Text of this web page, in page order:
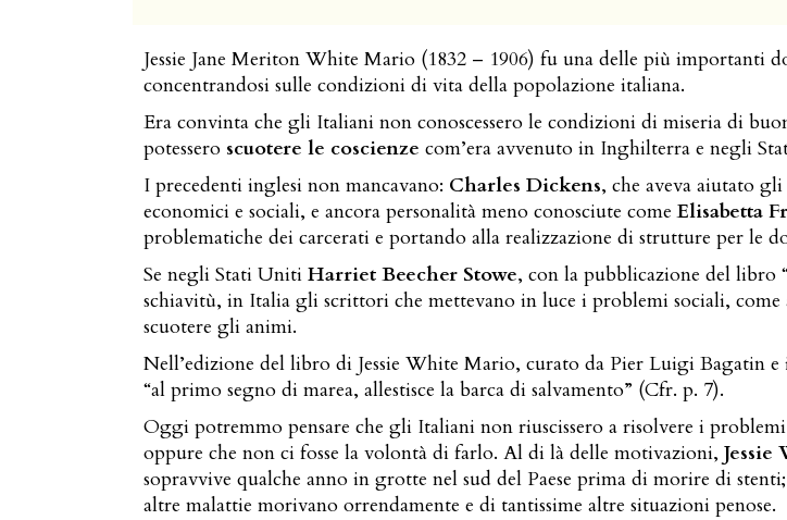
Jessie Jane Meriton White Mario (1832 – 1906) fu una delle più importanti
concentrandosi sulle condizioni di vita della popolazione italiana.
Era convinta che gli Italiani non conoscessero le condizioni di miseria di
potessero scuotere le coscienze com’era avvenuto in Inghilterra e negli
I precedenti inglesi non mancavano: Charles Dickens, che aveva aiutato
economici e sociali, e ancora personalità meno conosciute comeElisabetta
problematiche dei carcerati e portando alla realizzazione di strutture per le
Se negli Stati Uniti Harriet Beecher Stowe, con la pubblicazione del libro
schiavitù, in Italia gli scrittori che mettevano in luce i problemi sociali, come
scuotere gli animi.
Nell’edizione del libro di Jessie White Mario, curato da Pier Luigi Bagatin e
“al primo segno di marea, allestisce la barca di salvamento” (Cfr. p. 7).
Oggi potremmo pensare che gli Italiani non riuscissero a risolvere i
oppure che non ci fosse la volontà di farlo. Al di là delle motivazioni,
sopravvive qualche anno in grotte nel sud del Paese prima di morire di
altre malattie morivano orrendamente e di tantissime altre situazioni penose.